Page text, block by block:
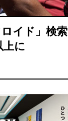
イド」検
上に